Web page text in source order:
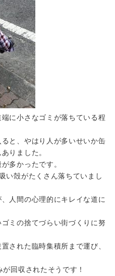
に小さなゴミが落ちている程
と、やはり人が多いせいか缶
りました。
多かったです。
い殻がたくさん落ちていまし
人間の心理的にキレイな道に
ミの捨てづらい街づくりに努
された臨時集積所まで運び、
回収されたそうです！